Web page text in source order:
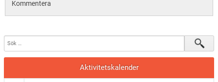
Kommentera
Aktivitetskalender